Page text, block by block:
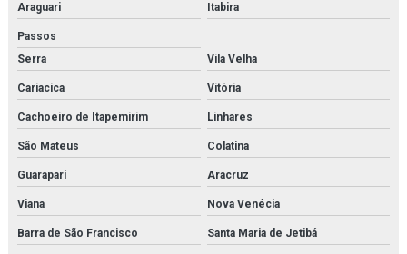
Filtro hidráulico racor orçamento
Filtro hidráulico de retorno
Filtro racor parker
Filtros hda parker
Gaxeta de trocador de calor
Araguari Itabira
Passos
Serra
Vila Velha
Cariacica Vitória
Cachoeiro de Itapemirim Linhares
São Mateus Colatina
Guarapari Aracruz
Viana Nova Venécia
Barra de São Francisco Santa Maria de Jetibá